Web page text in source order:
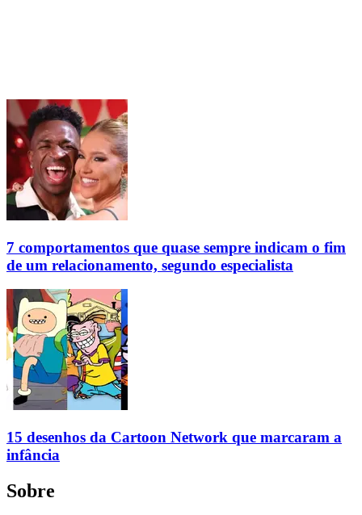
7 comportamentos que quase sempre indicam o fim
de um relacionamento, segundo especialista
15 desenhos da Cartoon Network que marcaram a
infância
Sobre